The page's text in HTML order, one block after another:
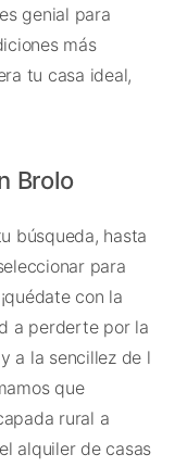
genial para
más
tu casa ideal,
Brolo
búsqueda, hasta
para
con la
a perderte por la
a la sencillez de l
que
rural a
alquiler de casas